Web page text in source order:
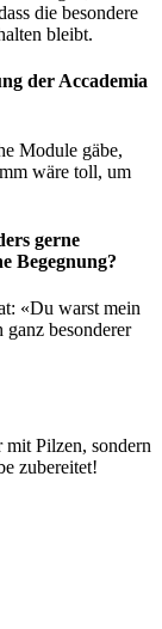
die besondere
bleibt.
der Accademia
Module gäbe,
wäre toll, um
gerne
Begegnung?
«Du warst mein
besonderer
Pilzen, sondern
zubereitet!